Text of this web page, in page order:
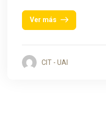
Ver más
CIT - UAI